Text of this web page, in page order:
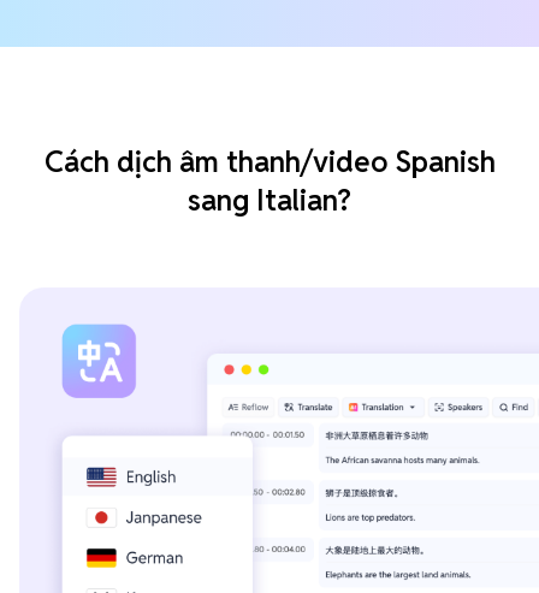
Cách dịch âm thanh/video Spanish
sang Italian?